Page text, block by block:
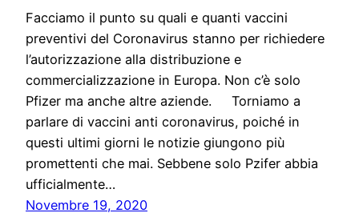
Facciamo il punto su quali e quanti vaccini
preventivi del Coronavirus stanno per richiedere
l’autorizzazione alla distribuzione e
commercializzazione in Europa. Non c’è solo
Pfizer ma anche altre aziende. Torniamo a
parlare di vaccini anti coronavirus, poiché in
questi ultimi giorni le notizie giungono più
promettenti che mai. Sebbene solo Pzifer abbia
ufficialmente…
Novembre 19, 2020